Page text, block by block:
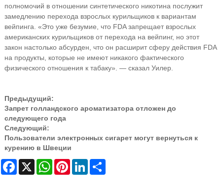
полномочий в отношении синтетического никотина послужит
замедлению перехода взрослых курильщиков к вариантам
вейпинга. «Это уже безумие, что FDA запрещает взрослых
американских курильщиков от перехода на вейпинг, но этот
закон настолько абсурден, что он расширит сферу действия FDA
на продукты, которые не имеют никакого фактического
физического отношения к табаку». — сказал Уилер.
Предыдущий:
Запрет голландского ароматизатора отложен до
следующего года
Следующий:
Пользователи электронных сигарет могут вернуться к
курению в Швеции
Facebook WhatsAppPinterestLinkedIn